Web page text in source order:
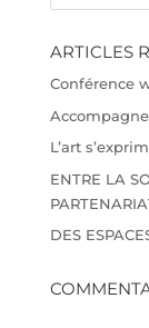
ARTICLES
Conférence
L’art
ENTRE LA
DES